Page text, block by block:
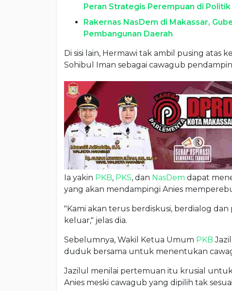
Peran Strategis Perempuan di Politik
Rakernas NasDem di Makassar,
Pembangunan Daerah
Di sisi lain, Hermawi tak ambil pusing atas
Sohibul Iman sebagai cawagub
Ia yakin PKB, PKS, dan NasDem dapat
yang akan mendampingi Anies
"Kami akan terus berdiskusi, berdialog
keluar," jelas dia.
Sebelumnya, Wakil Ketua Umum PKB
duduk bersama untuk menentukan
Jazilul menilai pertemuan itu krusial
Anies meski cawagub yang dipilih tak